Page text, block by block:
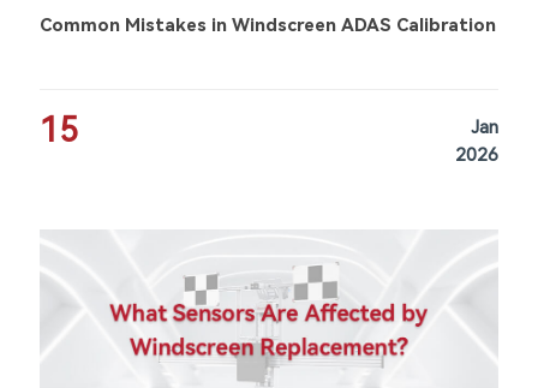
Common Mistakes in Windscreen ADAS Calibration
15
Jan
2026